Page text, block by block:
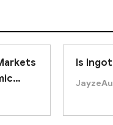
the platform you
Is
Jayze